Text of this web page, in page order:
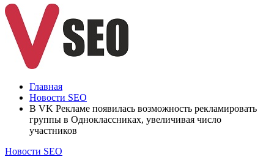
Главная
Новости SEO
В VK Рекламе появилась возможность рекламировать
группы в Одноклассниках, увеличивая число
участников
Новости SEO